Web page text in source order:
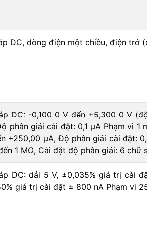
DC, dòng điện một chiều, điện trở
DC: -0,100 0 V đến +5,300 0 V
phân giải cài đặt: 0,1 μA Phạm vi
+250,00 μA, Độ phân giải cài đặt:
1 MΩ, Cài đặt độ phân giải: 6 chữ
DC: dải 5 V, ±0,035% giá trị cài
giá trị cài đặt ± 800 nA Phạm vi